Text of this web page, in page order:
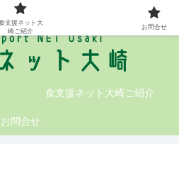
支援情報が満載です!
食支援ネット大崎ご紹介
お問合せ
支援ネット大
崎ご紹介
お問合せ